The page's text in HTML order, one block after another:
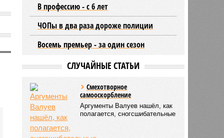
В профессию - с 6 лет
ЧОПы в два раза дороже полиции
Восемь премьер - за один сезон
СЛУЧАЙНЫЕ СТАТЬИ
Смехотворное
самооскорбление
Аргументы Валуев нашёл, как
полагается, сногсшибательные